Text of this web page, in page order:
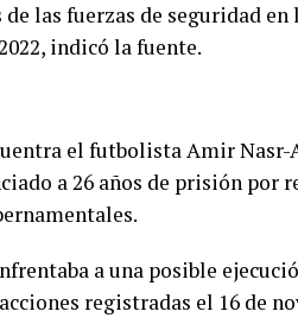
las fuerzas de seguridad
indicó la fuente.
el futbolista Amir Nasr-
a 26 años de prisión por
a una posible
registradas el 16 de